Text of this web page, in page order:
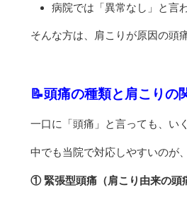
病院では「異常なし」と言
そんな方は、肩こりが原因の頭
📝頭痛の種類と肩こりの
一口に「頭痛」と言っても、い
中でも当院で対応しやすいのが
① 緊張型頭痛（肩こり由来の頭